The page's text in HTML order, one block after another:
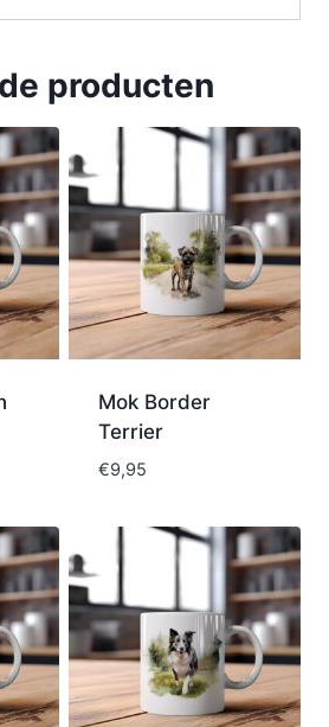
producten
Mok Border
Terrier
€9,95